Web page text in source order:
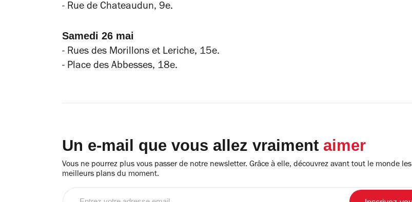
- Rue de Chateaudun, 9e.
Samedi 26 mai
- Rues des Morillons et Leriche, 15e.
- Place des Abbesses, 18e.
Un e-mail que vous allez vraiment aimer
Vous ne pourrez plus vous passer de notre newsletter. Grâce à elle, découvrez avant tout le monde les
meilleurs plans du moment.